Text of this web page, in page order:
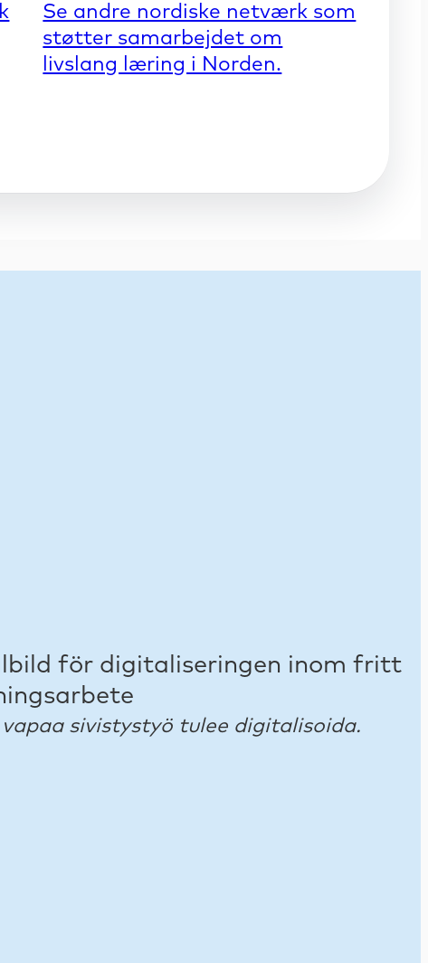
Se andre nordiske netværk som
støtter samarbejdet om
livslang læring i Norden.
sivistystyö tulee digitalisoida.